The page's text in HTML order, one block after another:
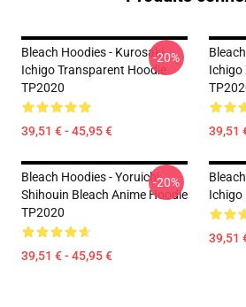
Bleach Hoodies - Kurosaki
Ichigo Transparent Hoodie
TP2020
39,51 € - 45,95 €
-20%
Ichigo
39,51
Bleach Hoodies - Yoruichi
Shihouin Bleach Anime Hoodie
TP2020
39,51 € - 45,95 €
-20%
Ichigo
39,51